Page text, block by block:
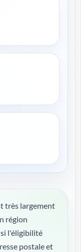
très largement
région
l'éligibilité
postale et